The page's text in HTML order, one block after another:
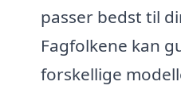
passer bedst til
Fagfolkene kan
forskellige